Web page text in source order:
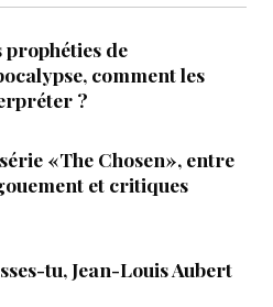
prophéties de
comment les
?
«The Chosen», entre
et critiques
tu, Jean-Louis Aubert